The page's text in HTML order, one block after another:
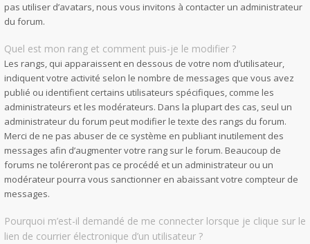
pas utiliser d’avatars, nous vous invitons à contacter un administrateur
du forum.
Quel est mon rang et comment puis-je le modifier ?
Les rangs, qui apparaissent en dessous de votre nom d’utilisateur,
indiquent votre activité selon le nombre de messages que vous avez
publié ou identifient certains utilisateurs spécifiques, comme les
administrateurs et les modérateurs. Dans la plupart des cas, seul un
administrateur du forum peut modifier le texte des rangs du forum.
Merci de ne pas abuser de ce système en publiant inutilement des
messages afin d’augmenter votre rang sur le forum. Beaucoup de
forums ne toléreront pas ce procédé et un administrateur ou un
modérateur pourra vous sanctionner en abaissant votre compteur de
messages.
Pourquoi m’est-il demandé de me connecter lorsque je clique sur le
lien de courrier électronique d’un utilisateur ?